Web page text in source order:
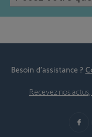
Besoin d’assistance ?
Recevez nos